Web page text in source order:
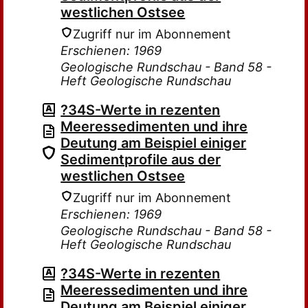
westlichen Ostsee
Zugriff nur im Abonnement
Erschienen: 1969
Geologische Rundschau - Band 58 -
Heft Geologische Rundschau
?34S-Werte in rezenten
Meeressedimen­ten und ihre
Deutung am Beispiel einiger
Sedimentprofile aus der
westlichen Ostsee
Zugriff nur im Abonnement
Erschienen: 1969
Geologische Rundschau - Band 58 -
Heft Geologische Rundschau
?34S-Werte in rezenten
Meeressedimen­ten und ihre